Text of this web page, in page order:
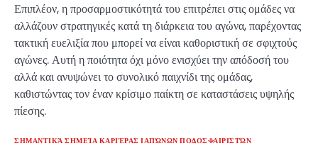
Επιπλέον, η προσαρμοστικότητά του επιτρέπει στις ομάδες να
αλλάζουν στρατηγικές κατά τη διάρκεια του αγώνα, παρέχοντας
τακτική ευελιξία που μπορεί να είναι καθοριστική σε σφιχτούς
αγώνες. Αυτή η ποιότητα όχι μόνο ενισχύει την απόδοσή του
αλλά και ανυψώνει το συνολικό παιχνίδι της ομάδας,
καθιστώντας τον έναν κρίσιμο παίκτη σε καταστάσεις υψηλής
πίεσης.
ΣΗΜΑΝΤΙΚΆ ΣΗΜΕΊΑ ΚΑΡΙΈΡΑΣ ΙΑΠΏΝΩΝ ΠΟΔΟΣΦΑΙΡΙΣΤΏΝ